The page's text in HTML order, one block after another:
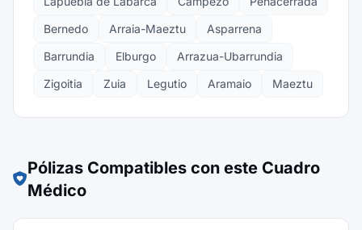
Bernedo
Arraia-Maeztu
Asparrena
Barrundia
Elburgo
Arrazua-Ubarrundia
Zigoitia
Zuia Legutio Aramaio Maeztu
Pólizas Compatibles con este Cuadro
Médico